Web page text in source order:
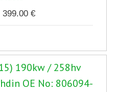
399.00 €
190kw / 258hv
OE No: 806094-